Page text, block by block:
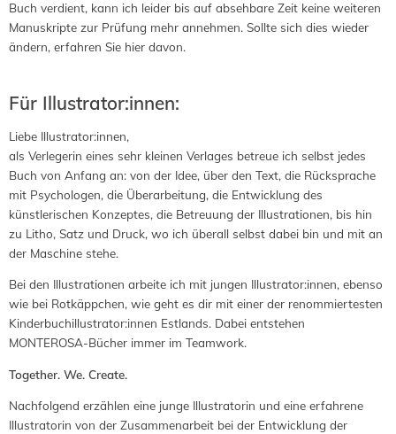
Buch verdient, kann ich leider bis auf absehbare Zeit keine weiteren
Manuskripte zur Prüfung mehr annehmen. Sollte sich dies wieder
ändern, erfahren Sie hier davon.
Für Illustrator:innen:
Liebe Illustrator:innen,
als Verlegerin eines sehr kleinen Verlages betreue ich selbst jedes
Buch von Anfang an: von der Idee, über den Text, die Rücksprache
mit Psychologen, die Überarbeitung, die Entwicklung des
künstlerischen Konzeptes, die Betreuung der Illustrationen, bis hin
zu Litho, Satz und Druck, wo ich überall selbst dabei bin und mit an
der Maschine stehe.
Bei den Illustrationen arbeite ich mit jungen Illustrator:innen, ebenso
wie bei Rotkäppchen, wie geht es dir mit einer der renommiertesten
Kinderbuchillustrator:innen Estlands. Dabei entstehen
MONTEROSA-Bücher immer im Teamwork.
Together. We. Create.
Nachfolgend erzählen eine junge Illustratorin und eine erfahrene
Illustratorin von der Zusammenarbeit bei der Entwicklung der